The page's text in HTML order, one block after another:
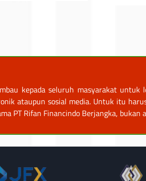
kepada seluruh masyarakat
ataupun sosial media. Untuk itu
PT Rifan Financindo Berjangka, bukan